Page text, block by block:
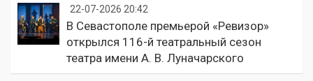
22-07-2026 20:42
В Севастополе премьерой «Ревизор»
открылся 116-й театральный сезон
театра имени А. В. Луначарского